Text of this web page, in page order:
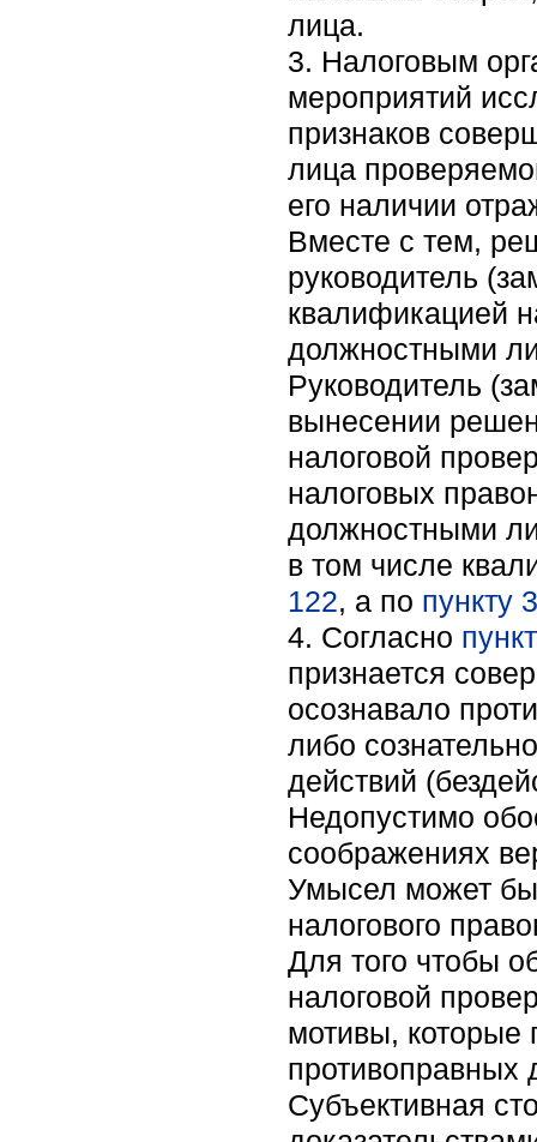
лица.
3. Налоговым
мероприятий
признаков
лица
его наличии
Вместе с тем,
руководитель
квалификацией
должностными
Руководитель
вынесении
налоговой
налоговых
должностными
в том числе
122, а по пункту
4. Согласно
признается
осознавало
либо
действий
Недопустимо
соображениях
Умысел может
налогового
Для того чтобы
налоговой
мотивы, которые
противоправных
Субъективная